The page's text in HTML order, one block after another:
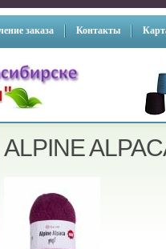
заказа Контакты
ALPINE